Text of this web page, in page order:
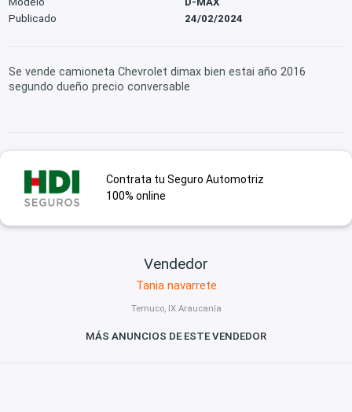
Publicado
24/02/2024
Se vende camioneta Chevrolet dimax bien estai año 2016
segundo dueño precio conversable
Contrata tu Seguro Automotriz
100% online
Vendedor
Tania navarrete
Temuco, IX Araucanía
MÁS ANUNCIOS DE ESTE VENDEDOR